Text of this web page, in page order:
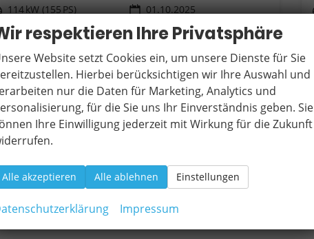
114 kW (155 PS) 01.10.2025
€
19% MwSt.
Wir rufen Sie an
Fahrzeugexposé (PDF)
Fahrzeug parken
kombiniert:5,90 l/100km
-Klasse:D
2-Emissionen:119,00 g/km
respektieren Ihre Privatsphäre
Website setzt Cookies ein, um unsere Dienste für Sie
Hierbei berücksichtigen wir Ihre Auswahl und
nur die Daten für Marketing, Analytics und
für die Sie uns Ihr Einverständnis geben. Sie
Ihre Einwilligung jederzeit mit Wirkung für die Zukunft
Alle akzeptieren Alle ablehnen Einstellungen
Impressum